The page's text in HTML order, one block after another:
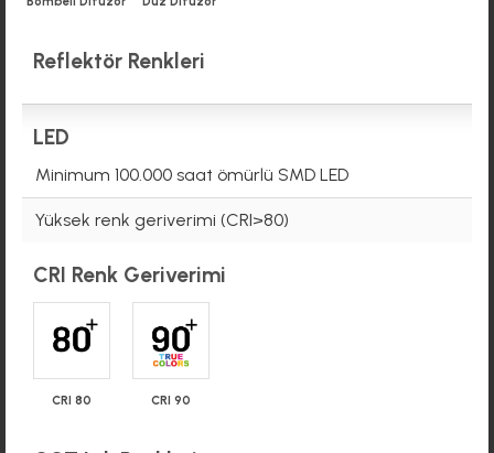
Reflektör Renkleri
LED
Minimum 100.000 saat ömürlü SMD LED
Yüksek renk geriverimi (CRI>80)
CRI Renk Geriverimi
CRI 80 CRI 90